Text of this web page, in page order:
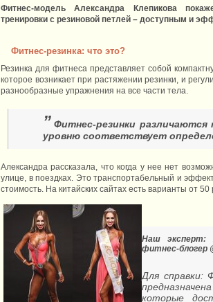
Фитнес-модель Александра Клепикова
тренировки с резиновой петлей – доступным и
Фитнес-резинка: что это?
Резинка для фитнеса представляет собой
которое возникает при растяжении резинки, и
разнообразные упражнения на все части тела.
” Фитнес-резинки
уровню соответствует
Александра рассказала, что когда у нее нет
улице, в поездках. Это транспортабельный и
стоимость. На китайских сайтах есть варианты от 50
Наш эксперт:
фитнес-блогер
Для справки:
которые